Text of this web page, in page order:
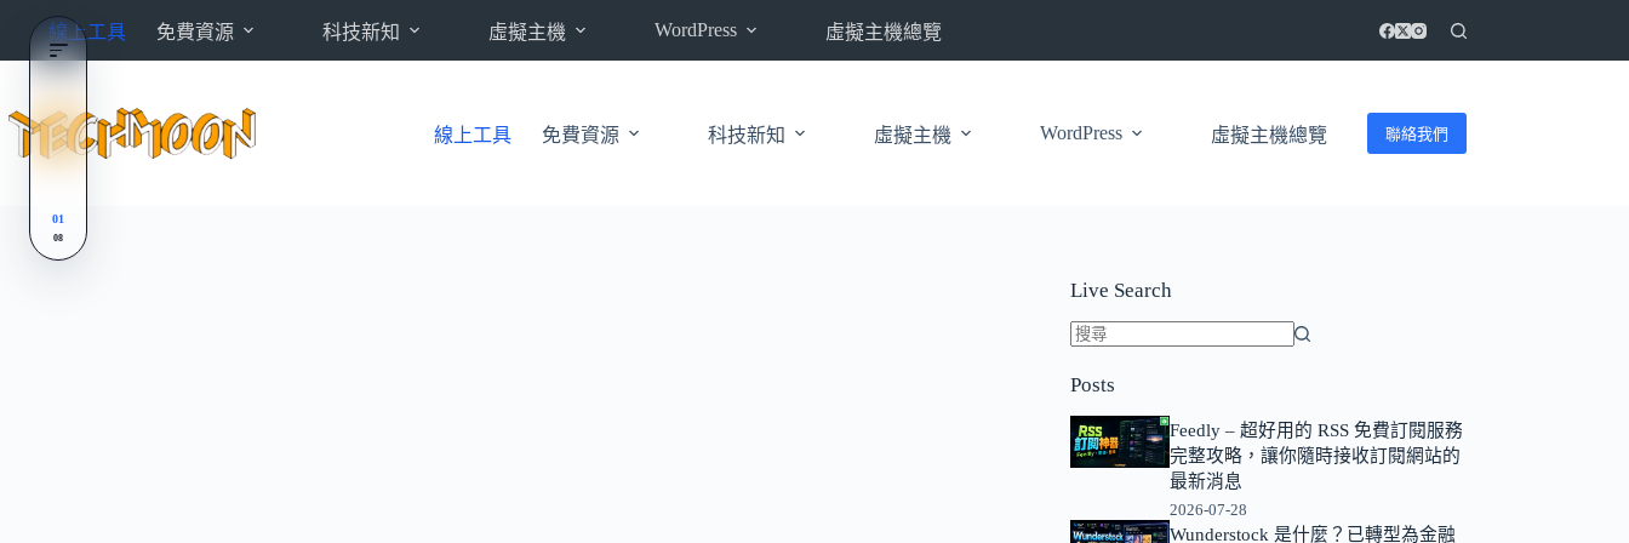
內
線上工具 免費資源 科技新知 虛擬主機 WordPress 虛擬主機總覽
線上工具 免費資源 科技新知 虛擬主機 WordPress 虛擬主機總覽 聯絡我們
Live Search
不
到
符
件
Posts
Feedly – 超好用的 RSS 免費訂閱服務
完整攻略，讓你隨時接收訂閱網站的
最新消息
2026-07-28
Wunderstock 是什麼？已轉型為金融
01
08